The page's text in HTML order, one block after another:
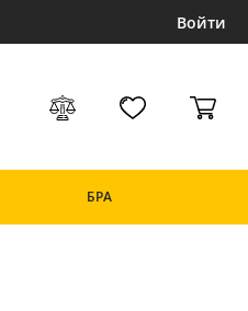
Войти
БРА